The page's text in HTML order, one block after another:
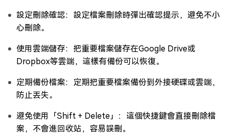
設定刪除確認：設定檔案刪除時彈出確認提示，避免不小
心刪除。
使用雲端儲存：把重要檔案儲存在Google Drive或
Dropbox等雲端，這樣有備份可以恢復。
定期備份檔案：定期把重要檔案備份到外接硬碟或雲端，
防止丟失。
避免使用「Shift + Delete」：這個快捷鍵會直接刪除檔
案，不會進回收站，容易誤刪。